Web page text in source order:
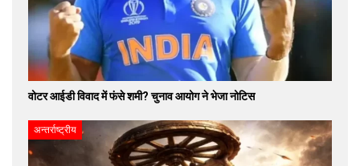
वोटर आईडी विवाद में फंसे शमी? चुनाव आयोग ने भेजा नोटिस
अन्तर्राष्ट्रीय